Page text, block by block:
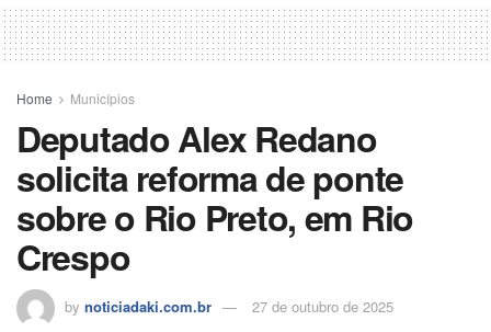
Home Municípios
Deputado Alex Redano
solicita reforma de ponte
sobre o Rio Preto, em Rio
Crespo
by noticiadaki.com.br 27 de outubro de 2025